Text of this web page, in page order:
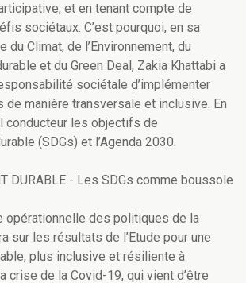
et en tenant compte de
sociétaux. C’est pourquoi, en sa
du Climat, de l’Environnement, du
et du Green Deal, Zakia Khattabi a
sociétale d’implémenter
manière transversale et inclusive. En
conducteur les objectifs de
(SDGs) et l’Agenda 2030.
DURABLE - Les SDGs comme boussole
opérationnelle des politiques de la
sur les résultats de l’Etude pour une
plus inclusive et résiliente à
crise de la Covid-19, qui vient d’être